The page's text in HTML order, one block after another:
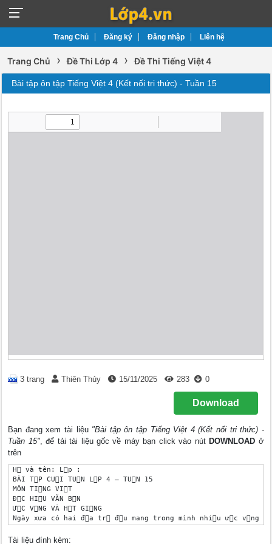
Trang Chủ Đăng ký Đăng nhập Liên hệ
Trang Chủ › Đề Thi Lớp 4 › Đề Thi Tiếng Việt 4
Bài tập ôn tập Tiếng Việt 4 (Kết nối tri thức) - Tuần 15
3 trang Thiên Thủy 15/11/2025 283 0
Download
Bạn đang xem tài liệu "Bài tập ôn tập Tiếng Việt 4 (Kết nối tri thức) -
Tuần 15", để tải tài liệu gốc về máy bạn click vào nút DOWNLOAD ở
trên
H￿ và tên: L￿p :
BÀI T￿P CU￿I TU￿N L￿P 4 – TU￿N 15
MÔN TI￿NG VI￿T
Đ￿C HI￿U VĂN B￿N
Ư￿C V￿NG VÀ H￿T GI￿NG
Ngày xưa có hai đ￿a tr￿ đ￿u mang trong mình nhi￿u ư￿c v￿ng
theo câu h￿i đ￿n c￿ già, mong tìm nh￿ng l￿i ch￿ b￿o. C￿ già
Tài liệu đính kèm: